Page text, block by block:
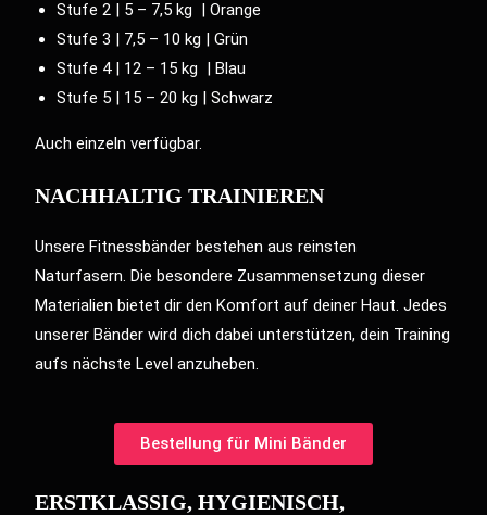
Stufe 2 | 5 – 7,5 kg | Orange
Stufe 3 | 7,5 – 10 kg | Grün
Stufe 4 | 12 – 15 kg | Blau
Stufe 5 | 15 – 20 kg | Schwarz
Aucheinzeln verfügbar.
NACHHALTIG TRAINIEREN
Unsere Fitnessbänder bestehen aus reinsten
Naturfasern. Die besondere Zusammensetzung dieser
Materialien bietet dir den Komfort auf deiner Haut. Jedes
unserer Bänder wird dich dabei unterstützen, dein Training
aufs nächste Level anzuheben.
Bestellung für Mini Bänder
ERSTKLASSIG, HYGIENISCH,